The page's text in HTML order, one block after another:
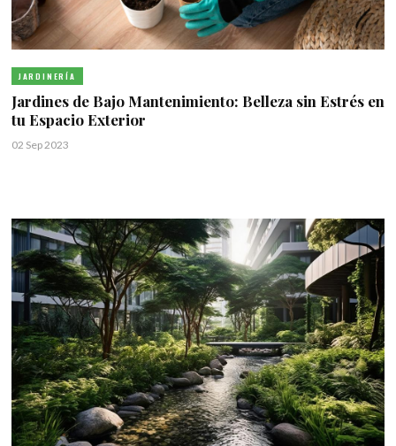
JARDINERÍA
Jardines de Bajo Mantenimiento: Belleza sin Estrés en
tu Espacio Exterior
02 Sep 2023